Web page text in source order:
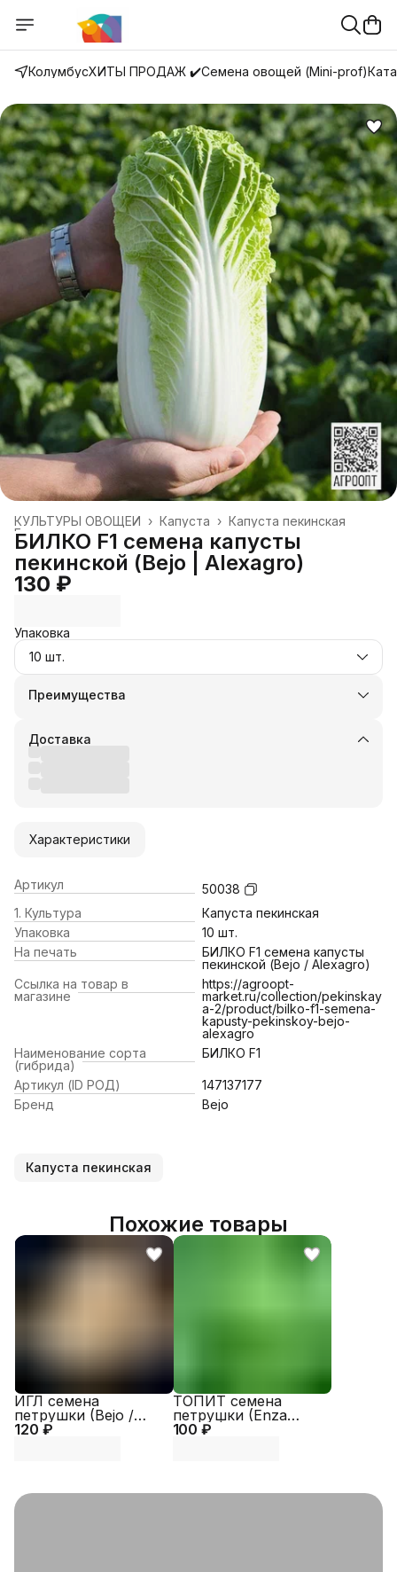
КолумбусХИТЫ ПРОДАЖ ✔️Семена овощей (Mini-prof)
Капуста пекинская
Капуста ›
КУЛЬТУРЫ ОВОЩЕЙ ›
Главная ›
БИЛКО F1 семена капусты
пекинской (Bejo | Alexagro)
130 ₽
Упаковка
10 шт.
Преимущества
Оплата частями в Сплит
Удобный возврат
Доставка
Характеристики
Артикул
50038
1. Культура
Капуста пекинская
Упаковка
10 шт.
На печать
БИЛКО F1 семена капусты
пекинской (Bejo / Alexagro)
Ссылка на товар в
магазине
https://agroopt-
market.ru/collection/pekinskay
a-2/product/bilko-f1-semena-
kapusty-pekinskoy-bejo-
alexagro
Наименование сорта
(гибрида)
БИЛКО F1
Артикул (ID РОД)
147137177
Бренд
Bejo
Капуста пекинская
Похожие товары
120 ₽
ИГЛ семена
петрушки (Bejo /
ALEXAGRO)
100 ₽
ТОПИТ семена
петрушки (Enza
Zaden | Alexagro)